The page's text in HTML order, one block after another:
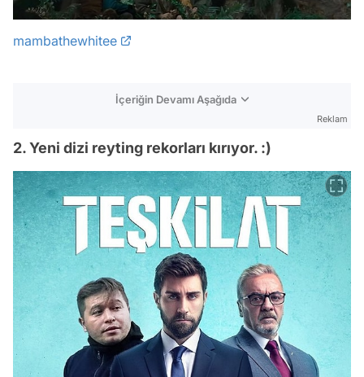
mambathewhitee
İçeriğin Devamı Aşağıda
Reklam
2. Yeni dizi reyting rekorları kırıyor. :)